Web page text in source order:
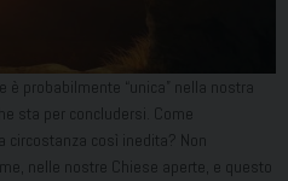
è probabilmente “unica” nella nostra
sta per concludersi. Come
circostanza così inedita? Non
nelle nostre Chiese aperte, e questo